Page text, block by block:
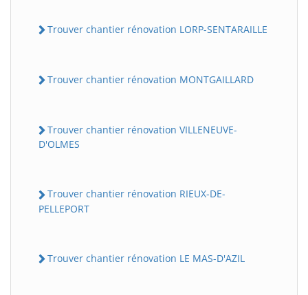
Trouver chantier rénovation LORP-SENTARAILLE
Trouver chantier rénovation MONTGAILLARD
Trouver chantier rénovation VILLENEUVE-
D'OLMES
Trouver chantier rénovation RIEUX-DE-
PELLEPORT
Trouver chantier rénovation LE MAS-D'AZIL